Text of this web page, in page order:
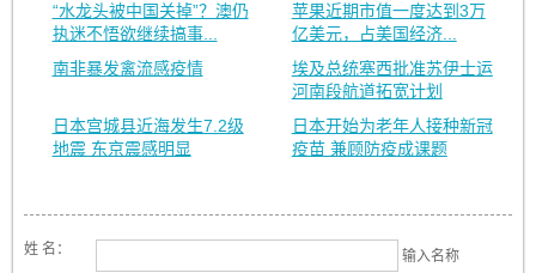
“水龙头被中国关掉”？澳仍
执迷不悟欲继续搞事...
苹果近期市值一度达到3万
亿美元，占美国经济...
南非暴发禽流感疫情
埃及总统塞西批准苏伊士运
河南段航道拓宽计划
日本宫城县近海发生7.2级
地震 东京震感明显
日本开始为老年人接种新冠
疫苗 兼顾防疫成课题
姓 名： 输入名称